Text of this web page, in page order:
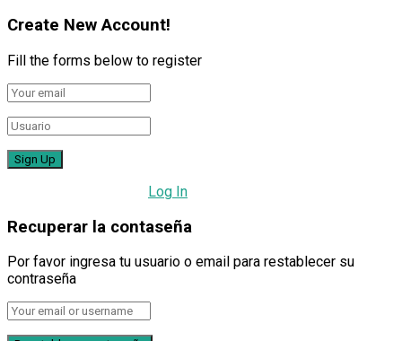
Create New Account!
Fill the forms below to register
Log In
Recuperar la contaseña
Por favor ingresa tu usuario o email para restablecer su
contraseña